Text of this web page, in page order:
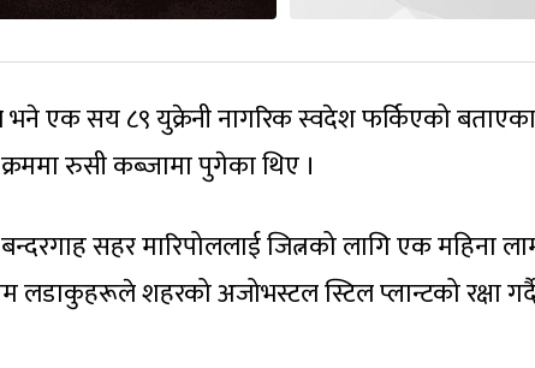
भने एक सय ८९ युक्रेनी नागरिक स्वदेश फर्किएको
रुसी कब्जामा पुगेका थिए ।
सहर मारिपोललाई जित्नको लागि एक महिना
लडाकुहरूले शहरको अजोभस्टल स्टिल प्लान्टको रक्षा